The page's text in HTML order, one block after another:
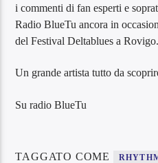
i commenti di fan esperti e
Radio BlueTu ancora in
del Festival Deltablues a Rovigo.
Un grande artista tutto da
Su radio BlueTu
TAGGATO COME